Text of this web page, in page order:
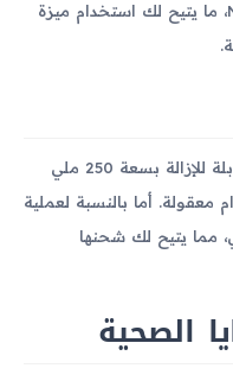
المنخفضة). كما تحتوي على تقنية NFC، ما يتيح لك استخدام ميزة
تأتي الساعة ببطارية ليثيوم أيون غير قابلة للإزالة بسعة 250 ملي
معقولة. أما بالنسبة لعملية
مما يتيح لك شحنها
الصحية